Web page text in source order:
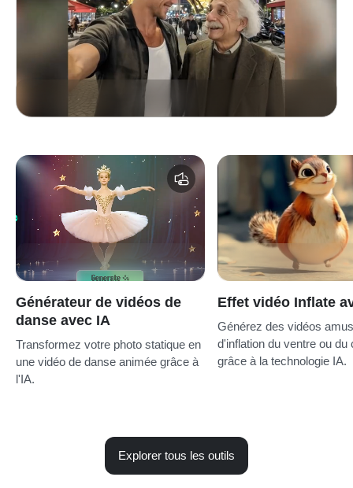
Générateur de vidéos de
danse avec IA
Transformez votre photo statique en
une vidéo de danse animée grâce à
l'IA.
Effet vidéo Inflate
Générez des vidéos
d'inflation du ventre ou du
grâce à la technologie IA.
Explorer tous les outils